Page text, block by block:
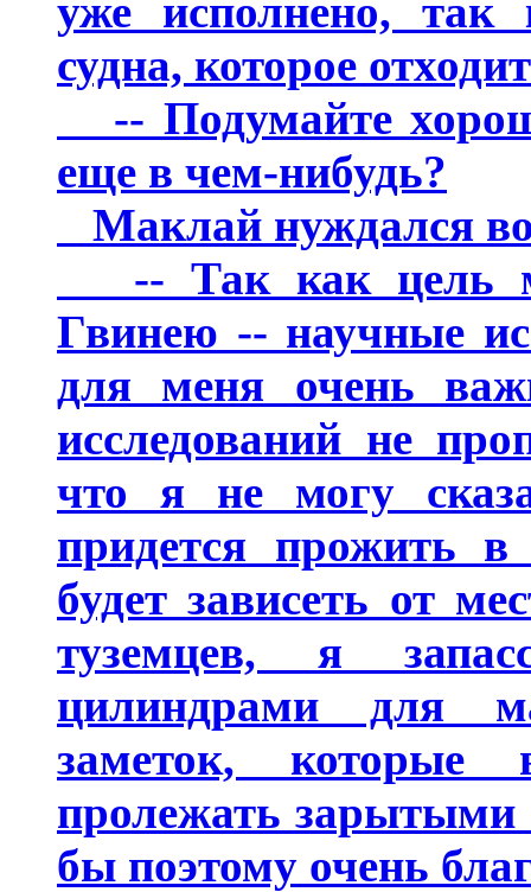
уже исполнено, так
судна, которое
-- Подумайте
еще в чем-нибудь?
Маклай нуждался
-- Так как цель
Гвинею -- научные
для меня очень
исследований не
что я не могу
придется прожить
будет зависеть от
туземцев, я
цилиндрами для
заметок,
пролежать зарытыми
бы поэтому очень